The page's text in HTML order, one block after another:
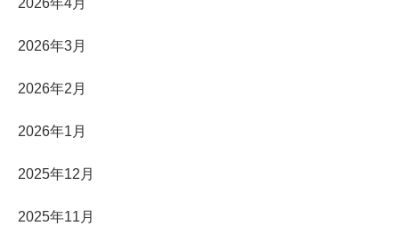
2026年4月
2026年3月
2026年2月
2026年1月
2025年12月
2025年11月